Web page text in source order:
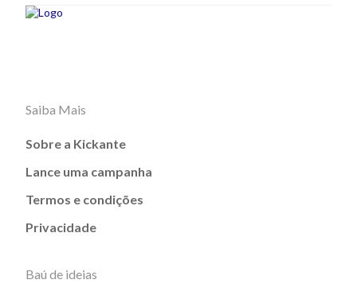
Saiba Mais
Sobre a Kickante
Lance uma campanha
Termos e condições
Privacidade
Baú de ideias